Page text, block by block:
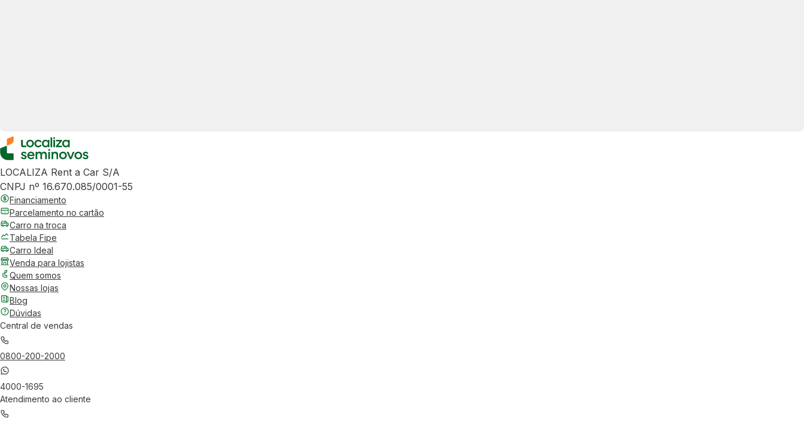
LOCALIZA Rent a Car S/A
CNPJ nº 16.670.085/0001-55
Financiamento
Parcelamento no cartão
Carro na troca
Tabela Fipe
Carro Ideal
Venda para lojistas
Quem somos
Nossas lojas
Blog
Dúvidas
Central de vendas
0800-200-2000
4000-1695
Atendimento ao cliente